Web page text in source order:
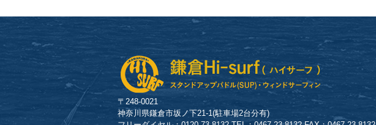
〒248-0021
神奈川県鎌倉市坂ノ下21-1(駐車場2台分有)